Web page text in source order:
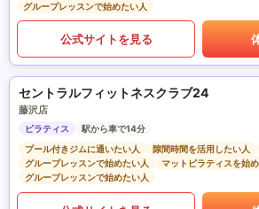
グループレッスンで始めたい人
公式サイトを見る
セントラルフィットネスクラブ24
藤沢店
ピラティス
駅から車で14分
プール付きジムに通いたい人
隙間時間を活用したい人
グループレッスンで始めたい人
マットピラティスを始
グループレッスンで始めたい人